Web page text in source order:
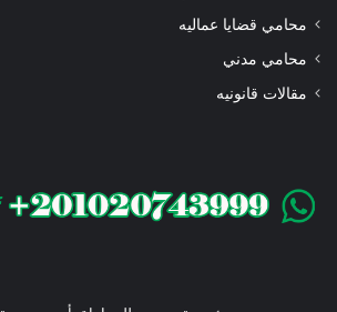
محامي قضايا عماليه
محامي مدني
مقالات قانونيه